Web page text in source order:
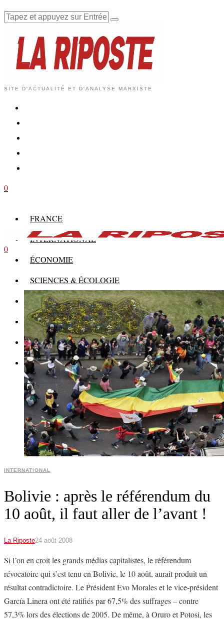
SITE D'ACTUALITÉ ET D'ANALYSE MARXISTE
0
FRANCE
INTERNATIONAL
ÉCONOMIE
SCIENCES & ÉCOLOGIE
HISTOIRE
THÉORIE
CULTURE
MULTIMÉDIAS
0
INTERNATIONAL
Bolivie : après le référendum du
10 août, il faut aller de l’avant !
La Riposte24 août 2008
Si l’on en croit les grands médias capitalistes, le référendum
révocatoire qui s’est tenu en Bolivie, le 10 août, aurait produit un
résultat contradictoire. Le Président Evo Morales et le vice-président
García Linera ont été ratifiés par 67,5% des suffrages – contre
57,3% lors des élections de 2005. De même, à Oruro et Potosi, les